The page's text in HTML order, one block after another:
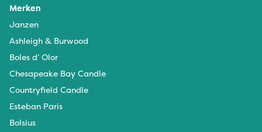
Merken
Janzen
Ashleigh & Burwood
Boles d’ Olor
Chesapeake Bay Candle
Countryfield Candle
Esteban Paris
Bolsius